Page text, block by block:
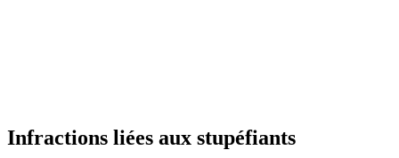
Infractions liées aux stupéfiants